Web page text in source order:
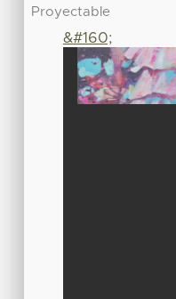
Proyectable
&#160;